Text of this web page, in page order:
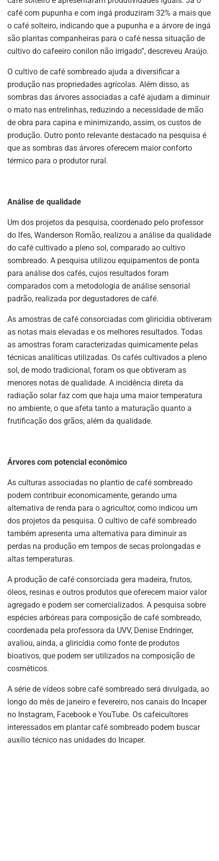
café com pupunha e com ingá produziram 32% a mais que
o café solteiro, indicando que a pupunha e a árvore de ingá
são plantas companheiras para o café nessa situação de
cultivo do cafeeiro conilon não irrigado”, descreveu Araújo.
O cultivo de café sombreado ajuda a diversificar a
produção nas propriedades agrícolas. Além disso, as
sombras das árvores associadas a café ajudam a diminuir
o mato nas entrelinhas, reduzindo a necessidade de mão
de obra para capina e minimizando, assim, os custos de
produção. Outro ponto relevante destacado na pesquisa é
que as sombras das árvores oferecem maior conforto
térmico para o produtor rural.
Análise de qualidade
Um dos projetos da pesquisa, coordenado pelo professor
do Ifes, Wanderson Romão, realizou a análise da qualidade
do café cultivado a pleno sol, comparado ao cultivo
sombreado. A pesquisa utilizou equipamentos de ponta
para análise dos cafés, cujos resultados foram
comparados com a metodologia de análise sensorial
padrão, realizada por degustadores de café.
As amostras de café consorciadas com gliricídia obtiveram
as notas mais elevadas e os melhores resultados. Todas
as amostras foram caracterizadas quimicamente pelas
técnicas analíticas utilizadas. Os cafés cultivados a pleno
sol, de modo tradicional, foram os que obtiveram as
menores notas de qualidade. A incidência direta da
radiação solar faz com que haja uma maior temperatura
no ambiente, o que afeta tanto a maturação quanto a
frutificação dos grãos, além da qualidade.
Árvores com potencial econômico
As culturas associadas no plantio de café sombreado
podem contribuir economicamente, gerando uma
alternativa de renda para o agricultor, como indicou um
dos projetos da pesquisa. O cultivo de café sombreado
também apresenta uma alternativa para diminuir as
perdas na produção em tempos de secas prolongadas e
altas temperaturas.
A produção de café consorciada gera madeira, frutos,
óleos, resinas e outros produtos que oferecem maior valor
agregado e podem ser comercializados. A pesquisa sobre
espécies arbóreas para composição de café sombreado,
coordenada pela professora da UVV, Denise Endringer,
avaliou, ainda, a gliricídia como fonte de produtos
bioativos, que podem ser utilizados na composição de
cosméticos.
A série de vídeos sobre café sombreado será divulgada, ao
longo do mês de janeiro e fevereiro, nos canais do Incaper
no Instagram, Facebook e YouTube. Os cafeicultores
interessados em plantar café sombreado podem buscar
auxílio técnico nas unidades do Incaper.